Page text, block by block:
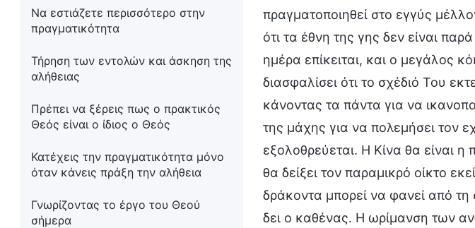
Να εστιάζετε περισσότερο στην
πραγματικότητα
Τήρηση των εντολών και άσκηση της
αλήθειας
Πρέπει να ξέρεις πως ο πρακτικός
Θεός είναι ο ίδιος ο Θεός
Κατέχεις την πραγματικότητα μόνο
όταν κάνεις πράξη την αλήθεια
Γνωρίζοντας το έργο του Θεού
σήμερα
πραγματοποιηθεί στο εγγύς
ότι τα έθνη της γης δεν είναι
ημέρα επίκειται, και ο μεγάλος
διασφαλίσει ότι το σχέδιό Του
κάνοντας τα πάντα για να
της μάχης για να πολεμήσει τον
εξολοθρεύεται. Η Κίνα θα είναι
θα δείξει τον παραμικρό οίκτο
δράκοντα μπορεί να φανεί από
δει ο καθένας. Η ωρίμανση των